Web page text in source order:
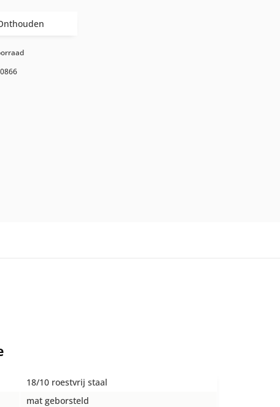
18/10 roestvrij staal
mat geborsteld